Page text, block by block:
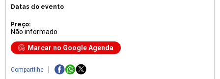
Datas do evento
Preço:
Não informado
Marcar no Google Agenda
Compartilhe